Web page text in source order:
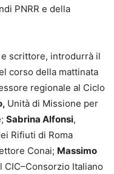
PNRR e della
scrittore, introdurrà il
corso della mattinata
regionale al Ciclo
Unità di Missione per
Sabrina Alfonsi,
Rifiuti di Roma
Conai; Massimo
Italiano